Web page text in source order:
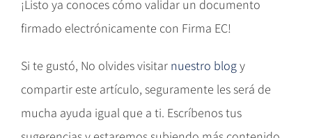
¡Listo ya conoces cómo validar un documento
firmado electrónicamente con Firma EC!
Si te gustó, No olvides visitar nuestro blogy
compartir este artículo, seguramente les será de
mucha ayuda igual que a ti. Escríbenos tus